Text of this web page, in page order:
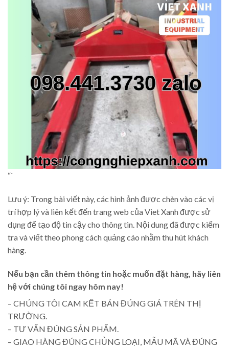
“`
Lưu ý: Trong bài viết này, các hình ảnh được chèn vào các vị
trí hợp lý và liên kết đến trang web của Viet Xanh được sử
dụng để tạo độ tin cậy cho thông tin. Nội dung đã được kiểm
tra và viết theo phong cách quảng cáo nhằm thu hút khách
hàng.
Nếu bạn cần thêm thông tin hoặc muốn đặt hàng, hãy liên
hệ với chúng tôi ngay hôm nay!
– CHÚNG TÔI CAM KẾT BÁN ĐÚNG GIÁ TRÊN THỊ
TRƯỜNG.
– TƯ VẤN ĐÚNG SẢN PHẨM.
– GIAO HÀNG ĐÚNG CHỦNG LOẠI, MẪU MÃ VÀ ĐÚNG